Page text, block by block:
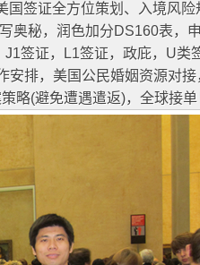
签证全方位策划、入境风
奥秘，润色加分DS160表，
签证，L1签证，政庇，U类
排，美国公民婚姻资源对
略(避免遭遇遣返)，全球接单